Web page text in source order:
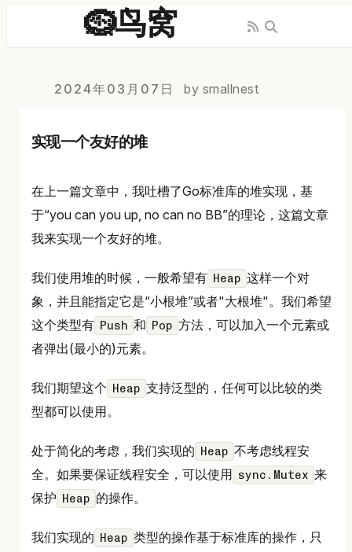
🪹鸟窝
2024年03月07日 by smallnest
实现一个友好的堆
在上一篇文章中，我吐槽了Go标准库的堆实现，基
于“you can you up, no can no BB”的理论，这篇文章
我来实现一个友好的堆。
我们使用堆的时候，一般希望有 Heap 这样一个对
象，并且能指定它是“小根堆”或者"大根堆"。我们希望
这个类型有 Push 和 Pop 方法，可以加入一个元素或
者弹出(最小的)元素。
我们期望这个 Heap 支持泛型的，任何可以比较的类
型都可以使用。
处于简化的考虑，我们实现的 Heap 不考虑线程安
全。如果要保证线程安全，可以使用 sync.Mutex 来
保护 Heap 的操作。
我们实现的 Heap 类型的操作基于标准库的操作，只